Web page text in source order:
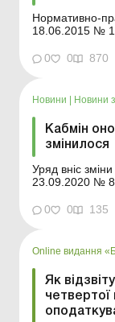
Нормативно-правове
18.06.2015 №
документів у
0 0 870
Новини Новини
Кабмін
змінилося
Уряд вніс
23.09.2020 №
форм звіту про
0 0 135
Online видання
Як
четвертої